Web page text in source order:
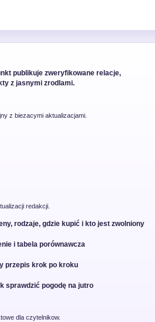
publikuje zweryfikowane relacje,
z jasnymi zrodlami.
z biezacymi aktualizacjami.
redakcji.
rodzaje, gdzie kupić i kto jest zwolniony
i tabela porównawcza
przepis krok po kroku
sprawdzić pogodę na jutro
dla czytelnikow.